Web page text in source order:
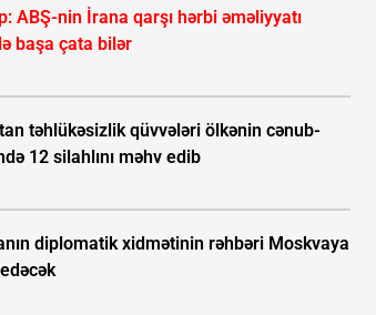
ABŞ-nin İrana qarşı hərbi əməliyyatı
başa çata bilər
təhlükəsizlik qüvvələri ölkənin cənub-
12 silahlını məhv edib
diplomatik xidmətinin rəhbəri Moskvaya